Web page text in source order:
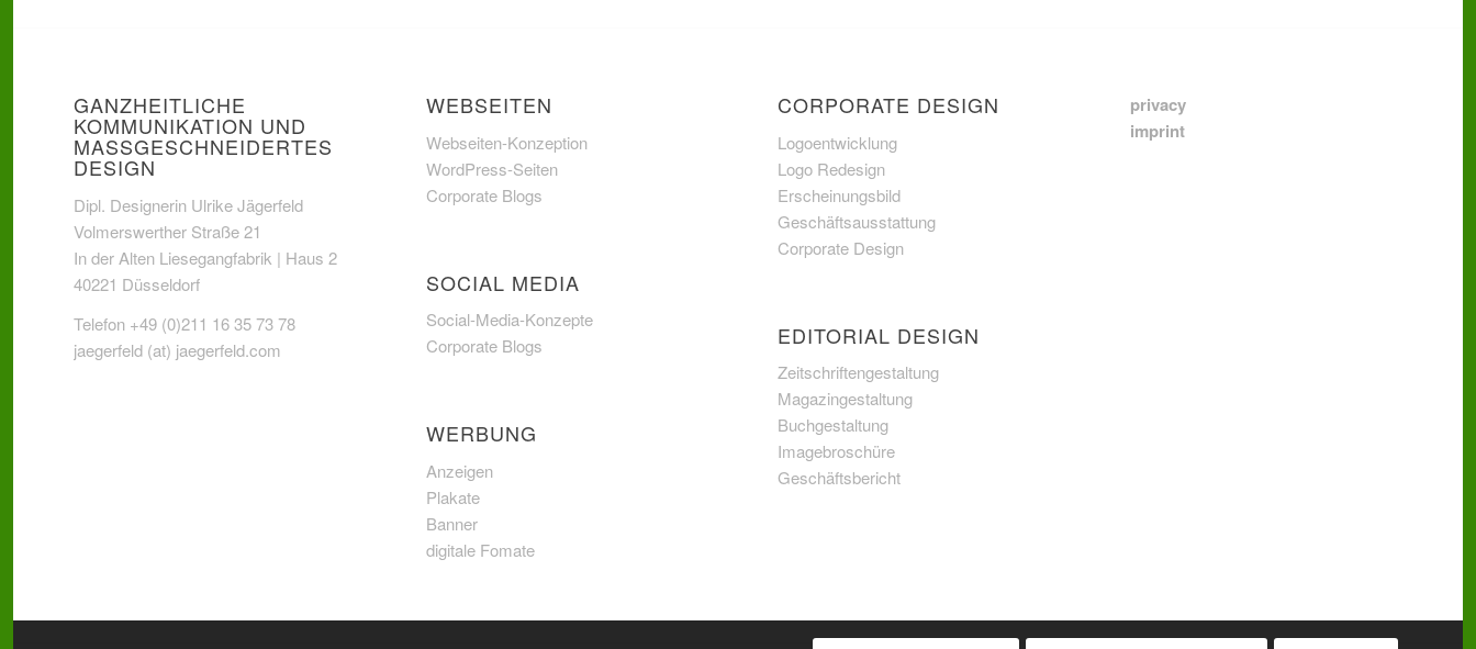
GANZHEITLICHE
KOMMUNIKATION UND
MASSGESCHNEIDERTES D
ESIGN
Dipl. Designerin Ulrike Jägerfeld
Volmerswerther Straße 21
In der Alten Liesegangfabrik | Haus 2
40221 Düsseldorf
Telefon +49 (0)211 16 35 73 78
jaegerfeld (at) jaegerfeld.com
WEBSEITEN
Webseiten-Konzeption
WordPress-Seiten
Corporate Blogs
SOCIAL MEDIA
Social-Media-Konzepte
Corporate Blogs
WERBUNG
Anzeigen
Plakate
Banner
digitale Fomate
CORPORATE DESIGN
Logoentwicklung
Logo Redesign
Erscheinungsbild
Geschäftsausstattung
Corporate Design
EDITORIAL DESIGN
Zeitschriftengestaltung
Magazingestaltung
Buchgestaltung
Imagebroschüre
Geschäftsbericht
privacy
imprint